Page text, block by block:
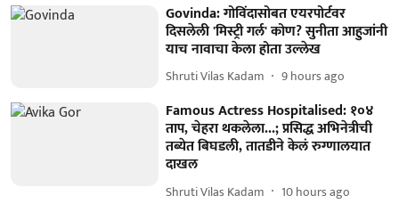
Govinda: गोविंदासोबत एयरपोर्टवर
दिसलेली 'मिस्ट्री गर्ल' कोण? सुनीता आहुजांनी
याच नावाचा केला होता उल्लेख
Shruti Vilas Kadam 9 hours ago
Famous Actress Hospitalised: १०४
ताप, चेहरा थकलेला...; प्रसिद्ध अभिनेत्रीची
तब्येत बिघडली, तातडीने केलं रुग्णालयात
दाखल
Shruti Vilas Kadam 10 hours ago